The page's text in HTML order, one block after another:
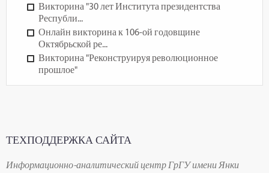
Викторина "30 лет Института президентства
Республи...
Онлайн викторина к 106-ой годовщине
Октябрьской ре...
Викторина "Реконструируя революционное
прошлое"
ТЕХПОДДЕРЖКА САЙТА
Информационно-аналитический центр ГрГУ имени Янки